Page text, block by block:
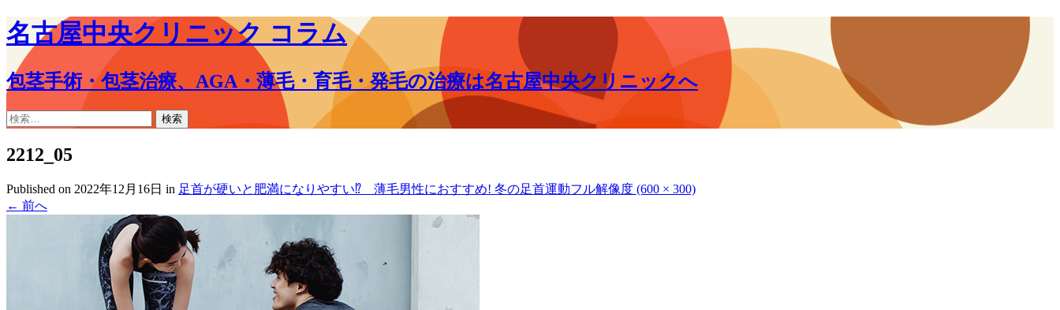
名古屋中央クリニック コラム
包茎手術・包茎治療、AGA・薄毛・育毛・発毛の治療は名古屋中央クリニックへ
コ
ン
テ
ツ
ス
検
索:
2212_05
Published on 2022年12月16日 in 足首が硬いと肥満になりやすい⁉ 薄毛男性におすすめ! 冬の足首運動フル解像度 (600 × 300)
← 前へ